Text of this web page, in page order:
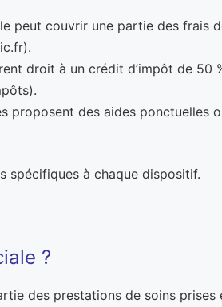
peut couvrir une partie des frais
droit à un crédit d’impôt de 50
proposent des aides ponctuelles
spécifiques à chaque dispositif.
?
des prestations de soins